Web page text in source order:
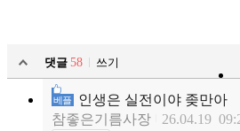
댓글 58
쓰기
베플
인생은 실전이야 좆만아
참좋은기름사장
26.04.19